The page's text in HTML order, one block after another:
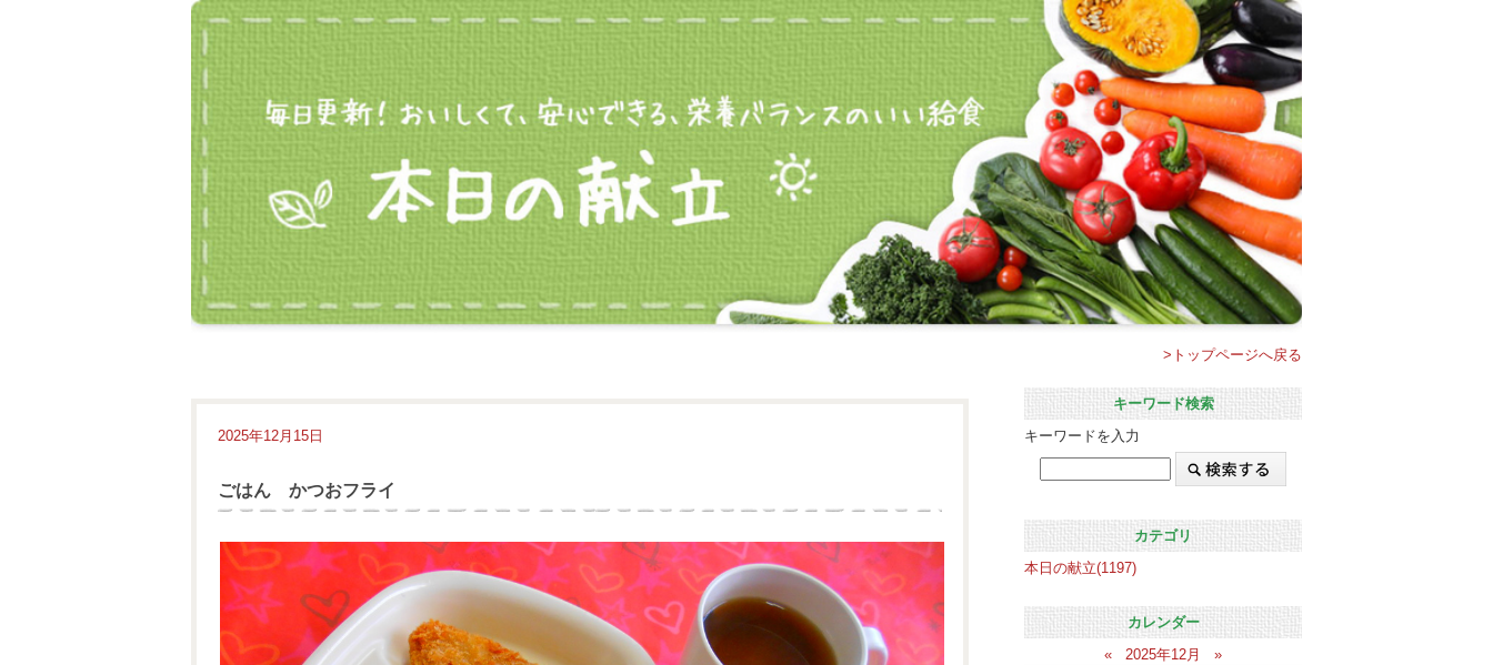
>トップページへ戻る
2025年12月15日
ごはん かつおフライ
キーワード検索
キーワードを入力
カテゴリ
本日の献立(1197)
カレンダー
«
2025年12月
»